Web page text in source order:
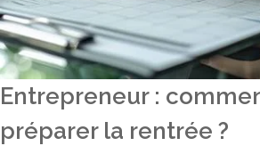
Entrepreneur :
préparer la rentrée ?